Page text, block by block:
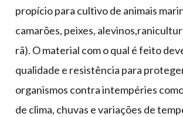
propício para cultivo de animais
camarões, peixes,
rã). O material com o qual é feito
qualidade e resistência para
organismos contra intempéries
de clima, chuvas e variações de